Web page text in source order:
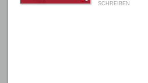
SCHREIBEN